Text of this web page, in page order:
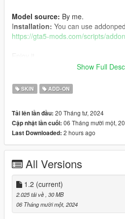
Model source: By me.
Installation: You can use
https://gta5-mods.com/scripts/
Changelog:
1.2:
-Vertex colors fixed
1.1:
1.0:
-Release
NOTE: Don't re-upload or modify
permission.
Show Full
SKIN ADD-ON
Tải lên lần đầu: 20 Tháng tư, 2024
Cập nhật lần cuối: 06 Tháng mười một,
Last Downloaded: 2 hours ago
All Versions
1.2 (current)
2.025 tải về , 30 MB
06 Tháng mười một, 2024